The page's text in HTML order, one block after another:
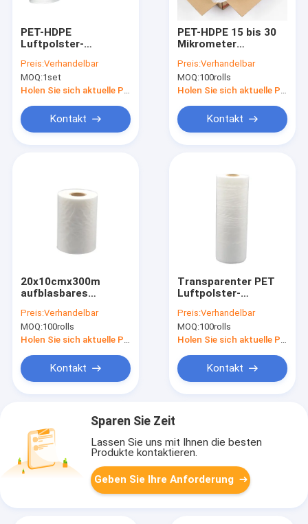
PET-HDPE
Luftpolster-
Preis:Verhandelbar
MOQ:1set
Kontakt
PET-HDPE 15 bis 30
Mikrometer
Filmstreifen-
stoßsicher
Preis:Verhandelbar
MOQ:100rolls
Kontakt
20x10cmx300m
aufblasbares
Verpacken
stoßsicher
Preis:Verhandelbar
MOQ:100rolls
Holen Sie sich aktuelle Preis
Kontakt
Transparenter PET
Luftpolster-
40cmx32cmx300m
Blasen-Kissen-
Verpacken
Preis:Verhandelbar
MOQ:100rolls
Holen Sie sich aktuelle Preis
Kontakt
Sparen Sie Zeit
Lassen Sie uns mit Ihnen die besten
Produkte kontaktieren.
Geben Sie Ihre Anforderung